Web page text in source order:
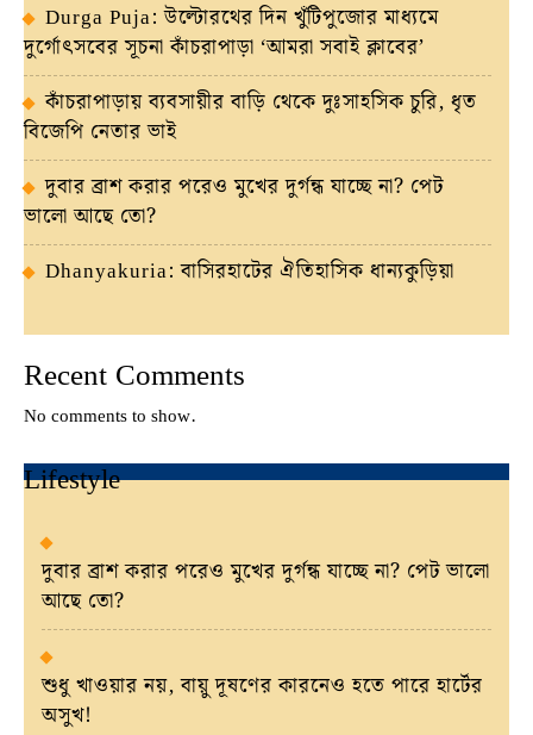
Durga Puja: উল্টোরথের দিন খুঁটিপুজোর মাধ্যমে
দুর্গোৎসবের সূচনা কাঁচরাপাড়া ‘আমরা সবাই ক্লাবের’
কাঁচরাপাড়ায় ব্যবসায়ীর বাড়ি থেকে দুঃসাহসিক চুরি, ধৃত
বিজেপি নেতার ভাই
দুবার ব্রাশ করার পরেও মুখের দুর্গন্ধ যাচ্ছে না? পেট
ভালো আছে তো?
Dhanyakuria: বাসিরহাটের ঐতিহাসিক ধান্যকুড়িয়া
Recent Comments
No comments to show.
Lifestyle
দুবার ব্রাশ করার পরেও মুখের দুর্গন্ধ যাচ্ছে না? পেট ভালো
আছে তো?
শুধু খাওয়ার নয়, বায়ু দূষণের কারনেও হতে পারে হার্টের
অসুখ!